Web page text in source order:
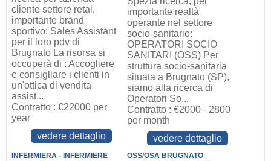
cliente settore retai,
importante brand
sportivo: Sales Assistant
per il loro pdv di
Brugnato La risorsa si
occuperà di : Accogliere
e consigliare i clienti in
un'ottica di vendita
assist...
Contratto : €22000 per
year
vedere dettaglio
importante realtà
operante nel settore
socio-sanitario:
OPERATORI SOCIO
SANITARI (OSS) Per
struttura socio-sanitaria
situata a Brugnato (SP),
siamo alla ricerca di
Operatori So...
Contratto : €2000 - 2800
per month
vedere dettaglio
INFERMIERA - INFERMIERE OSS/OSA BRUGNATO